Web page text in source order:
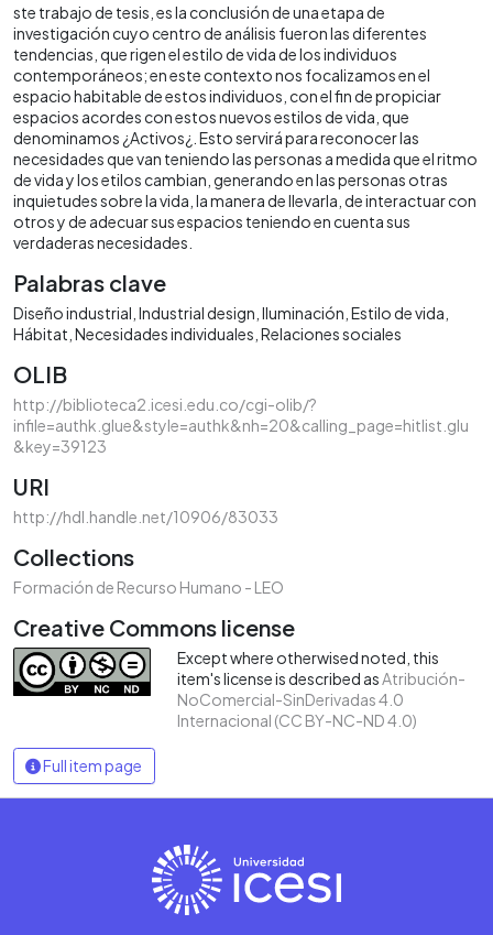
ste trabajo de tesis, es la conclusión de una etapa de
investigación cuyo centro de análisis fueron las diferentes
tendencias, que rigen el estilo de vida de los individuos
contemporáneos; en este contexto nos focalizamos en el
espacio habitable de estos individuos, con el fin de propiciar
espacios acordes con estos nuevos estilos de vida, que
denominamos ¿Activos¿. Esto servirá para reconocer las
necesidades que van teniendo las personas a medida que el ritmo
de vida y los etilos cambian, generando en las personas otras
inquietudes sobre la vida, la manera de llevarla, de interactuar con
otros y de adecuar sus espacios teniendo en cuenta sus
verdaderas necesidades.
Palabras clave
Diseño industrial Industrial design Iluminación Estilo de vida
Hábitat Necesidades individuales Relaciones sociales
OLIB
http://biblioteca2.icesi.edu.co/cgi-olib/?
infile=authk.glue&style=authk&nh=20&calling_page=hitlist.glu
&key=39123
URI
http://hdl.handle.net/10906/83033
Collections
Formación de Recurso Humano - LEO
Creative Commons license
Except where otherwised noted, this
item's license is described asAtribución-
NoComercial-SinDerivadas 4.0
Internacional (CC BY-NC-ND 4.0)
Full item page